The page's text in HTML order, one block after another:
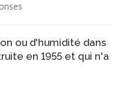
ou d'humidité dans
en 1955 et qui n'a